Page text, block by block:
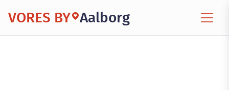
VORES BY Aalborg